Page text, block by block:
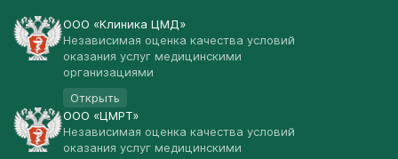
ООО «Клиника ЦМД»
Независимая оценка качества условий
оказания услуг медицинскими
организациями
Открыть
ООО «ЦМРТ»
Независимая оценка качества условий
оказания услуг медицинскими